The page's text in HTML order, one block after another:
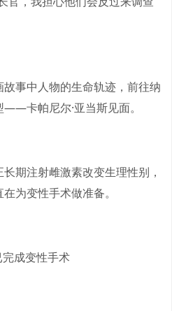
事中人物的生命轨迹，前往纳
卡帕尼尔·亚当斯见面。
期注射雌激素改变生理性别，
为变性手术做准备。
成变性手术